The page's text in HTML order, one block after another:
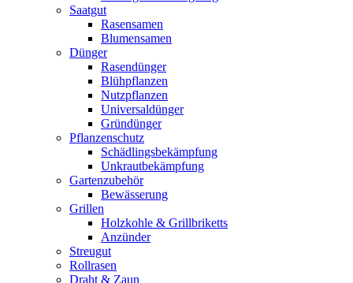
Saatgut
Rasensamen
Blumensamen
Dünger
Rasendünger
Blühpflanzen
Nutzpflanzen
Universaldünger
Gründünger
Pflanzenschutz
Schädlingsbekämpfung
Unkrautbekämpfung
Gartenzubehör
Bewässerung
Grillen
Holzkohle & Grillbriketts
Anzünder
Streugut
Rollrasen
Draht & Zaun